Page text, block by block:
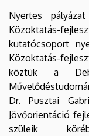
Nyertes
Közoktatás-
kutatócsoport
Közoktatás-
köztük a
Dr. Pusztai
Jövőorientáció
szüleik